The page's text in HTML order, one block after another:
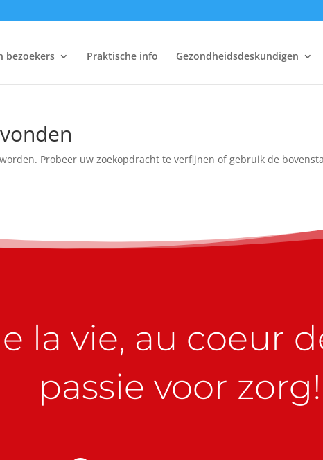
bezoekers Praktische info Gezondheidsdeskundigen
Probeer uw zoekopdracht te verfijnen of gebruik de
la vie, au coeur
passie voor zorg!